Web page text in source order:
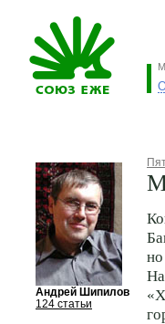
Андрей Шипилов
124 статьи